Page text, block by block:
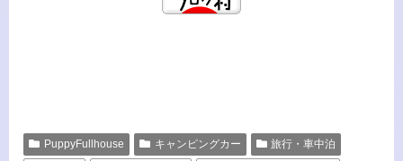
PuppyFullhouse キャンピングカー
旅行・車中泊